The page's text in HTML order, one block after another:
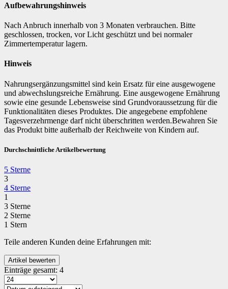
Aufbewahrungshinweis
Nach Anbruch innerhalb von 3 Monaten verbrauchen. Bitte
geschlossen, trocken, vor Licht geschützt und bei normaler
Zimmertemperatur lagern.
Hinweis
Nahrungsergänzungsmittel sind kein Ersatz für eine ausgewogene
und abwechslungsreiche Ernährung. Eine ausgewogene Ernährung
sowie eine gesunde Lebensweise sind Grundvoraussetzung für die
Funktionalitäten dieses Produktes. Die angegebene empfohlene
Tagesverzehrmenge darf nicht überschritten werden.Bewahren Sie
das Produkt bitte außerhalb der Reichweite von Kindern auf.
Durchschnittliche Artikelbewertung
5 Sterne
3
4 Sterne
1
3 Sterne
2 Sterne
1 Stern
Teile anderen Kunden deine Erfahrungen mit:
Einträge gesamt: 4